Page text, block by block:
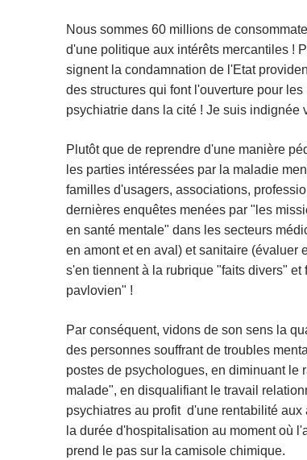
Nous sommes 60 millions de
d'une politique aux intérêts mercantiles !
signent la condamnation de l'Etat
des structures qui font l'ouverture pour les
psychiatrie dans la cité ! Je suis indignée
Plutôt que de reprendre d'une manière
les parties intéressées par la maladie
familles d'usagers, associations,
dernières enquêtes menées par "les
en santé mentale" dans les secteurs
en amont et en aval) et sanitaire (évaluer
s'en tiennent à la rubrique "faits divers" et
pavlovien" !
Par conséquent, vidons de son sens la
des personnes souffrant de troubles
postes de psychologues, en diminuant le
malade", en disqualifiant le travail
psychiatres au profit d'une rentabilité aux
la durée d'hospitalisation au moment où
prend le pas sur la camisole chimique.